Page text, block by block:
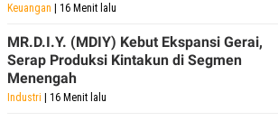
Keuangan | 16 Menit lalu
MR.D.I.Y. (MDIY) Kebut Ekspansi Gerai,
Serap Produksi Kintakun di Segmen
Menengah
Industri | 16 Menit lalu